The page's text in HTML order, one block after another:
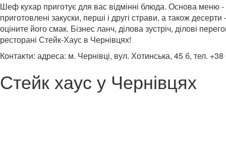
Шеф кухар приготує для вас відмінні блюда. Основа меню
приготовлені закуски, перші і другі страви, а також
оціните його смак. Бізнес ланч, ділова зустріч, ділові
ресторані Стейк-Хаус в Чернівцях!
Контакти: адреса: м. Чернівці, вул. Хотинська, 45 б, тел.
Стейк хаус у Чернівцях